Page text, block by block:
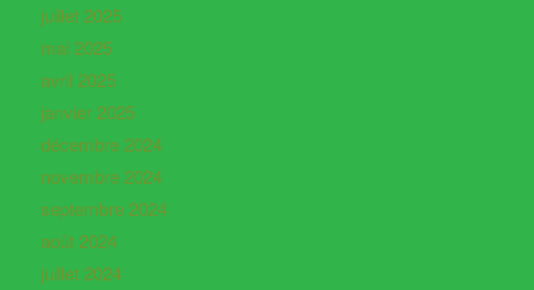
juillet 2025
mai 2025
avril 2025
janvier 2025
décembre 2024
novembre 2024
septembre 2024
août 2024
juillet 2024